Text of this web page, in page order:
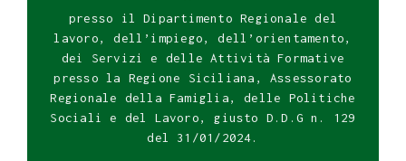
presso il Dipartimento Regionale del
lavoro, dell’impiego, dell’orientamento,
dei Servizi e delle Attività Formative
presso la Regione Siciliana, Assessorato
Regionale della Famiglia, delle Politiche
Sociali e del Lavoro, giusto D.D.G n. 129
del 31/01/2024.